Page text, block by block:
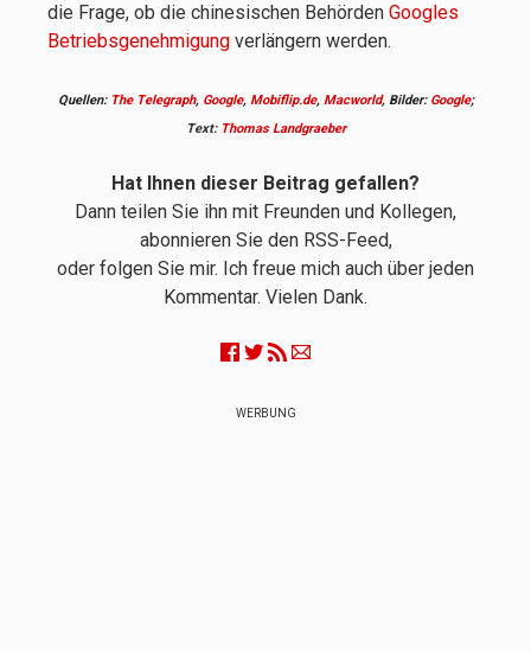
die Frage, ob die chinesischen Behörden Googles
Betriebsgenehmigung verlängern werden.
Quellen: The Telegraph, Google, Mobiflip.de, Macworld, Bilder: Google;
Text: Thomas Landgraeber
Hat Ihnen dieser Beitrag gefallen?
Dann teilen Sie ihn mit Freunden und Kollegen,
abonnieren Sie den RSS-Feed,
oder folgen Sie mir. Ich freue mich auch über jeden
Kommentar. Vielen Dank.
WERBUNG